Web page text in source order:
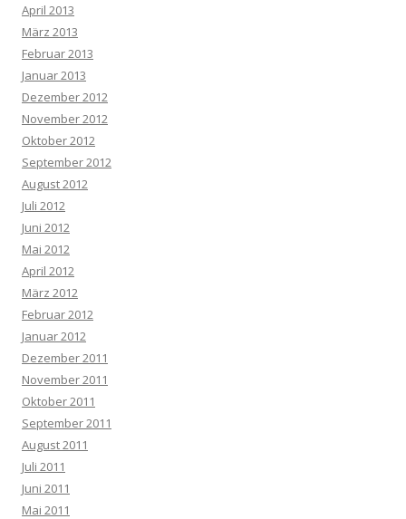
April 2013
März 2013
Februar 2013
Januar 2013
Dezember 2012
November 2012
Oktober 2012
September 2012
August 2012
Juli 2012
Juni 2012
Mai 2012
April 2012
März 2012
Februar 2012
Januar 2012
Dezember 2011
November 2011
Oktober 2011
September 2011
August 2011
Juli 2011
Juni 2011
Mai 2011